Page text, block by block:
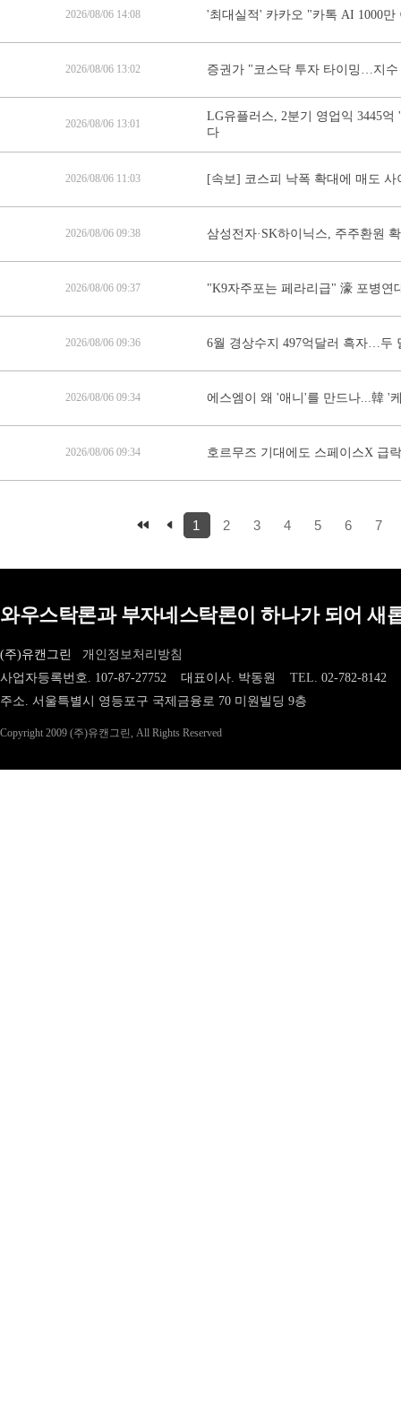
2026/08/06 14:08 '최대실적' 카카오 "카톡 AI 1000만
2026/08/06 13:02 증권가 "코스닥 투자 타이밍…지
2026/08/06 13:01
LG유플러스, 2분기 영업익 3445
다
2026/08/06 11:03 [속보] 코스피 낙폭 확대에 매도 사
2026/08/06 09:38 삼성전자·SK하이닉스, 주주환원
2026/08/06 09:37 "K9자주포는 페라리급" 濠 포병연
2026/08/06 09:36 6월 경상수지 497억달러 흑자…두
2026/08/06 09:34 에스엠이 왜 '애니'를 만드나...韓 '
2026/08/06 09:34 호르무즈 기대에도 스페이스X 급
1 2 3 4 5 6 7
와우스탁론과 부자네스탁론이 하나가 되어 새
(주)유캔그린
개인정보처리방침
사업자등록번호. 107-87-27752 대표이사. 박동원 TEL. 02-782-8142
주소. 서울특별시 영등포구 국제금융로 70 미원빌딩 9층
Copyright 2009 (주)유캔그린, All Rights Reserved